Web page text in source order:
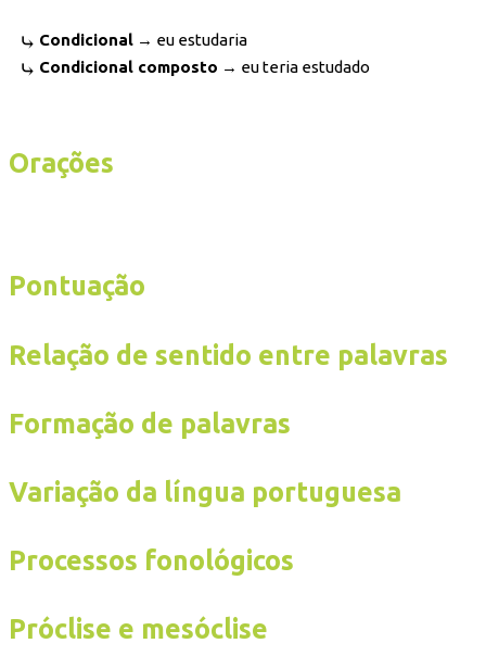
Condicional→ eu estudaria
Condicional composto → eu teria estudado
Orações
Pontuação
Relação de sentido entre palavras
Formação de palavras
Variação da língua portuguesa
Processos fonológicos
Próclise e mesóclise